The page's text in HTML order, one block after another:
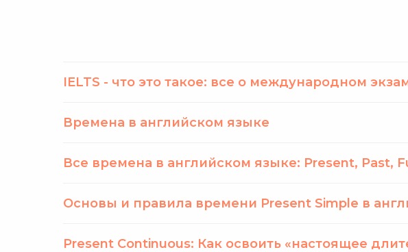
IELTS - что это такое: все о международном
Времена в английском языке
Все времена в английском языке: Present, Past,
Основы и правила времени Present Simple в
Present Continuous: Как освоить «настоящее